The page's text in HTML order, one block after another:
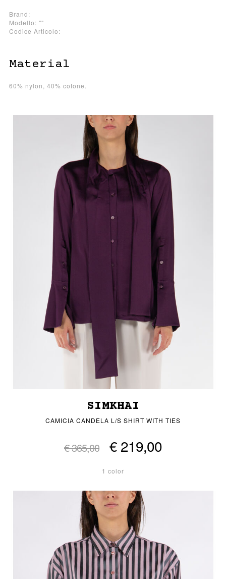
Brand:
Modello: ""
Codice Articolo:
Material
60% nylon, 40% cotone.
SIMKHAI
CAMICIA CANDELA L/S SHIRT WITH TIES
€ 365,00 € 219,00
1 color